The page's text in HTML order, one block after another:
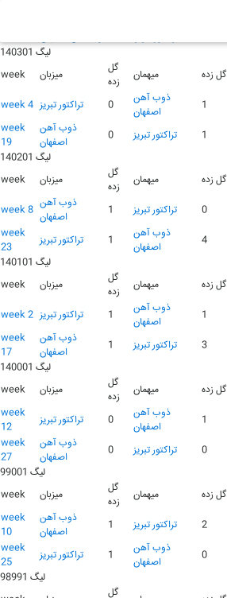
لیگ 140301
week
میزبان
گل
زده
میهمان گل زده
week 4 تراکتور تبریز 0
ذوب آهن
اصفهان
1
week
19
ذوب آهن
اصفهان
0 تراکتور تبریز 1
لیگ 140201
week
میزبان
گل
زده
میهمان گل زده
week 8 ذوب آهن
اصفهان
1 تراکتور تبریز 0
week
23
تراکتور تبریز 1
ذوب آهن
اصفهان
4
لیگ 140101
week
میزبان
گل
زده
میهمان گل زده
week 2 تراکتور تبریز 1
ذوب آهن
اصفهان
1
week
17
ذوب آهن
اصفهان
1 تراکتور تبریز 3
لیگ 140001
week
میزبان
گل
زده
میهمان گل زده
week
12
تراکتور تبریز 0
ذوب آهن
اصفهان
1
week
27
ذوب آهن
اصفهان
0 تراکتور تبریز 0
لیگ 99001
week
میزبان
گل
زده
میهمان گل زده
week
10
ذوب آهن
اصفهان
1 تراکتور تبریز 2
week
25
تراکتور تبریز 1
ذوب آهن
اصفهان
0
لیگ 98991
گل